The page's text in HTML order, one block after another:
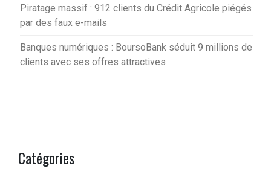
Piratage massif : 912 clients du Crédit Agricole piégés
par des faux e-mails
Banques numériques : BoursoBank séduit 9 millions de
clients avec ses offres attractives
Catégories